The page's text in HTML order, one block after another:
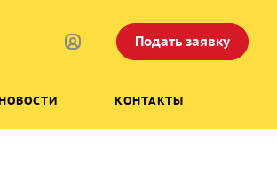
Подать заявку
КОНТАКТЫ